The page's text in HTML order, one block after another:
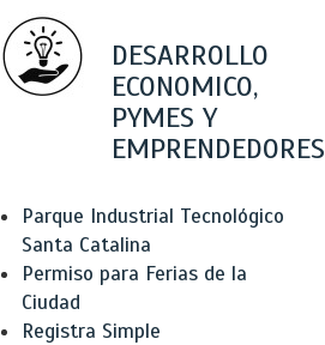
DESARROLLO
ECONOMICO,
PYMES Y
EMPRENDEDORES
Parque Industrial Tecnológico
Santa Catalina
Permiso para Ferias de la
Ciudad
Registra Simple